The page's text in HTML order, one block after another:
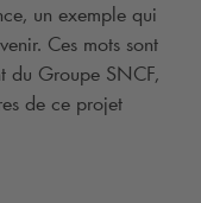
un exemple qui
Ces mots sont
du Groupe SNCF,
de ce projet